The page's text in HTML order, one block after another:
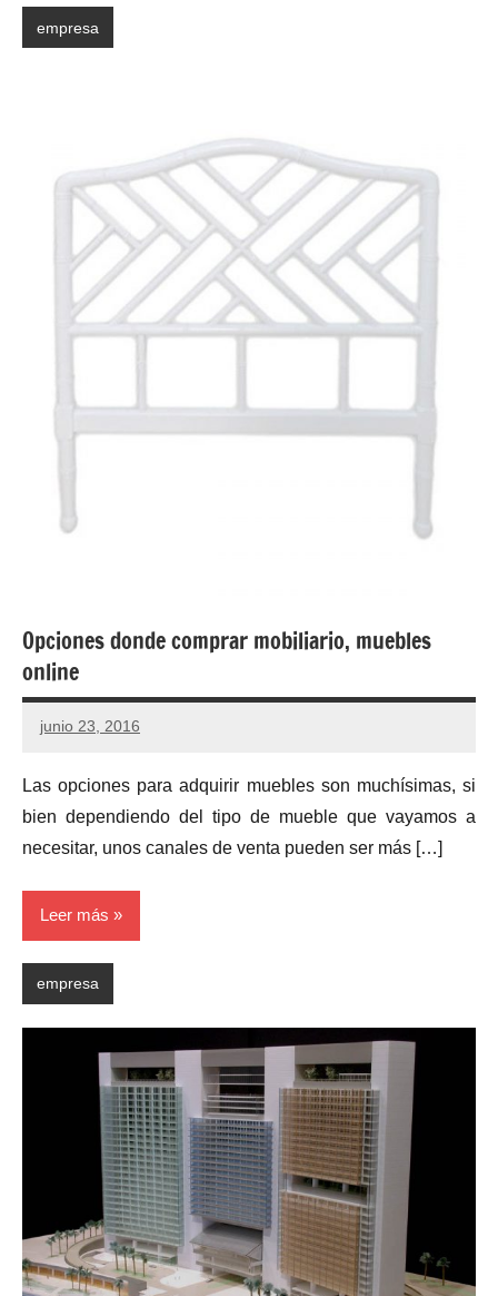
empresa
Opciones donde comprar mobiliario, muebles
online
junio 23, 2016
Las opciones para adquirir muebles son muchísimas, si
bien dependiendo del tipo de mueble que vayamos a
necesitar, unos canales de venta pueden ser más […]
Leer más
empresa